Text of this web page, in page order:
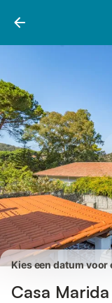
Afbeeldingen
Kies een datum voor
Casa